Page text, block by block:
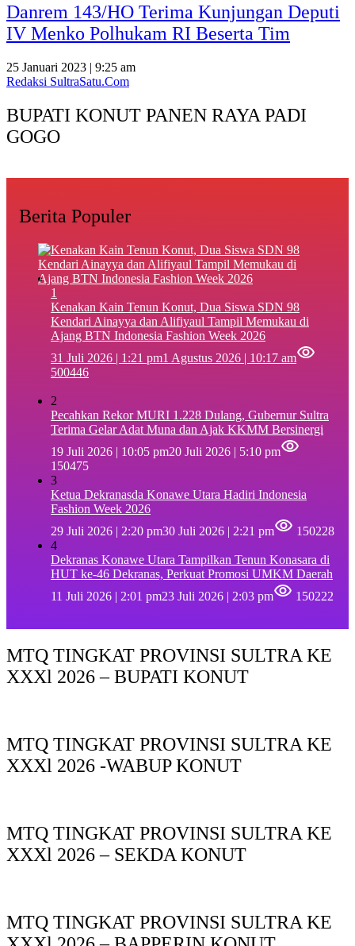
Danrem 143/HO Terima Kunjungan Deputi
IV Menko Polhukam RI Beserta Tim
25 Januari 2023 | 9:25 am
Redaksi SultraSatu.Com
BUPATI KONUT PANEN RAYA PADI
GOGO
Berita Populer
1
‎Kenakan Kain Tenun Konut, Dua Siswa SDN 98
Kendari Ainayya dan Alifiyaul Tampil Memukau di
Ajang BTN Indonesia Fashion Week 2026
31 Juli 2026 | 1:21 pm1 Agustus 2026 | 10:17 am
500446
2
Pecahkan Rekor MURI 1.228 Dulang, Gubernur Sultra
Terima Gelar Adat Muna dan Ajak KKMM Bersinergi
19 Juli 2026 | 10:05 pm20 Juli 2026 | 5:10 pm
150475
3
Ketua Dekranasda Konawe Utara Hadiri Indonesia
Fashion Week 2026
29 Juli 2026 | 2:20 pm30 Juli 2026 | 2:21 pm
150228
4
Dekranas Konawe Utara Tampilkan Tenun Konasara di
HUT ke-46 Dekranas, Perkuat Promosi UMKM Daerah
11 Juli 2026 | 2:01 pm23 Juli 2026 | 2:03 pm 150222
MTQ TINGKAT PROVINSI SULTRA KE
XXXl 2026 – BUPATI KONUT
MTQ TINGKAT PROVINSI SULTRA KE
XXXl 2026 -WABUP KONUT
MTQ TINGKAT PROVINSI SULTRA KE
XXXl 2026 – SEKDA KONUT
MTQ TINGKAT PROVINSI SULTRA KE